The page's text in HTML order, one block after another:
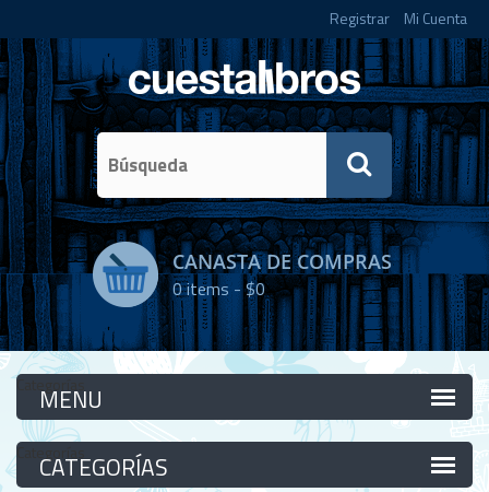
Registrar Mi Cuenta
CANASTA DE COMPRAS
0items -$0
Categorías
Categorías